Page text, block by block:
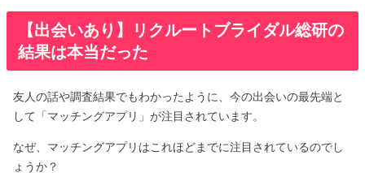
【出会いあり】リクルートブライダル総研の
結果は本当だった
友人の話や調査結果でもわかったように、今の出会いの最先端と
して「マッチングアプリ」が注目されています。
なぜ、マッチングアプリはこれほどまでに注目されているのでし
ょうか？